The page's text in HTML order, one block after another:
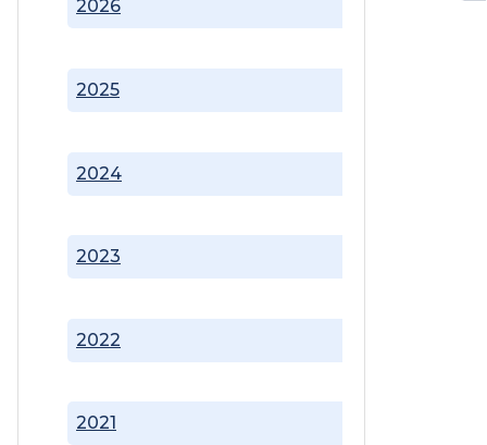
2021
2022
2023
2024
2025
2026